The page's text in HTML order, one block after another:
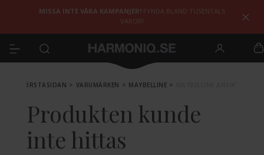
MISSA INTE VÅRA KAMPANJER! FYNDA BLAND TUSENTALS
VAROR!
FÖRSTASIDAN > VARUMÄRKEN > MAYBELLINE >
Produkten kunde
inte hittas